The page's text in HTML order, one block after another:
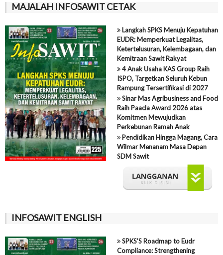
MAJALAH INFOSAWIT CETAK
Langkah SPKS Menuju Kepatuhan
EUDR: Memperkuat Legalitas,
Ketertelusuran, Kelembagaan, dan
Kemitraan Sawit Rakyat
4 Anak Usaha KAS Group Raih
ISPO, Targetkan Seluruh Kebun
Rampung Tersertifikasi di 2027
Sinar Mas Agribusiness and Food
Raih Paacla Award 2026 atas
Komitmen Mewujudkan
Perkebunan Ramah Anak
Pendidikan Hingga Magang, Cara
Wilmar Menanam Masa Depan
SDM Sawit
INFOSAWIT ENGLISH
SPKS’S Roadmap to Eudr
Compliance: Strengthening